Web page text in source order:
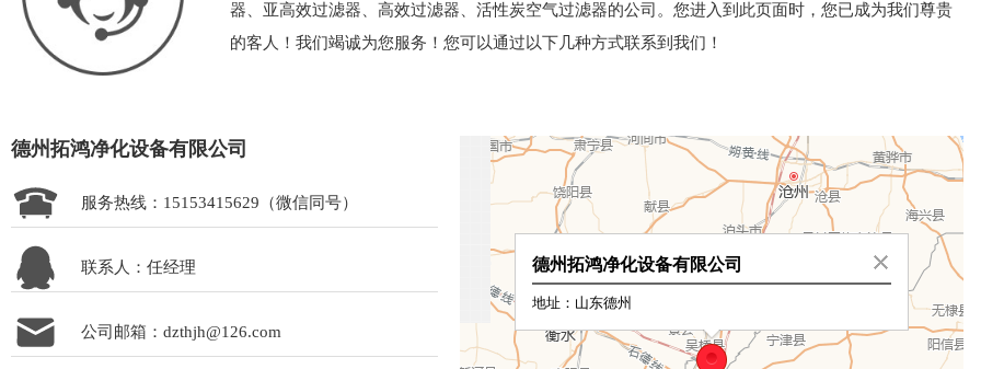
器、亚高效过滤器、高效过滤器、活性炭空气过滤器的公司。您进入到此页面时，您已成为我们尊贵
的客人！我们竭诚为您服务！您可以通过以下几种方式联系到我们！
德州拓鸿净化设备有限公司
服务热线：15153415629（微信同号）
联系人：任经理
公司邮箱：dzthjh@126.com